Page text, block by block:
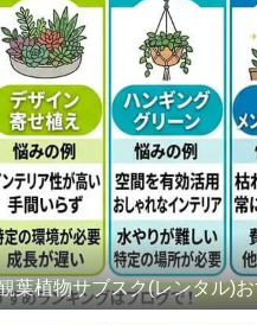
葉植物サブスク(レンタル)